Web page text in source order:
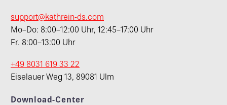
support@kathrein-ds.com
Mo–Do: 8:00–12:00 Uhr, 12:45–17:00 Uhr
Fr. 8:00–13:00 Uhr
+49 8031 619 33 22
Eiselauer Weg 13, 89081 Ulm
Download-Center